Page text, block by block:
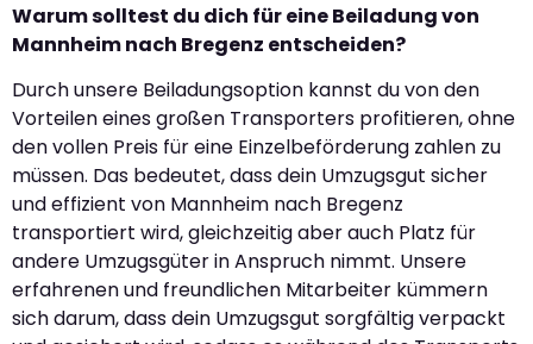
Warum solltest du dich für eine Beiladung von
Mannheim nach Bregenz entscheiden?
Durch unsere Beiladungsoption kannst du von den
Vorteilen eines großen Transporters profitieren, ohne
den vollen Preis für eine Einzelbeförderung zahlen zu
müssen. Das bedeutet, dass dein Umzugsgut sicher
und effizient von Mannheim nach Bregenz
transportiert wird, gleichzeitig aber auch Platz für
andere Umzugsgüter in Anspruch nimmt. Unsere
erfahrenen und freundlichen Mitarbeiter kümmern
sich darum, dass dein Umzugsgut sorgfältig verpackt